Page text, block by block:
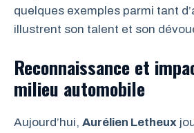
quelques exemples parmi tant
illustrent son talent et son
Reconnaissance et
milieu automobile
Aujourd’hui, Aurélien Letheux